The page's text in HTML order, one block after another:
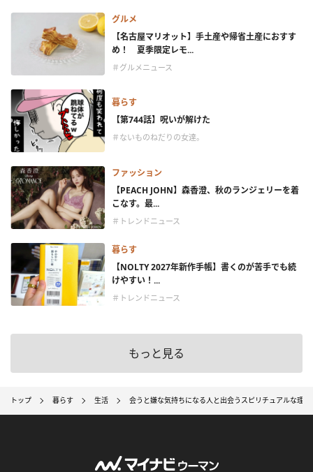
グルメ
【名古屋マリオット】手土産や帰省土産におすす
め！ 夏季限定レモ...
＃グルメニュース
暮らす
【第744話】呪いが解けた
＃ないものねだりの女達。
ファッション
【PEACH JOHN】森香澄、秋のランジェリーを着
こなす。最...
＃トレンドニュース
暮らす
【NOLTY 2027年新作手帳】書くのが苦手でも続
けやすい！...
＃トレンドニュース
もっと見る
トップ 暮らす 生活 会うと嫌な気持ちになる人と出会うスピリチュアルな理